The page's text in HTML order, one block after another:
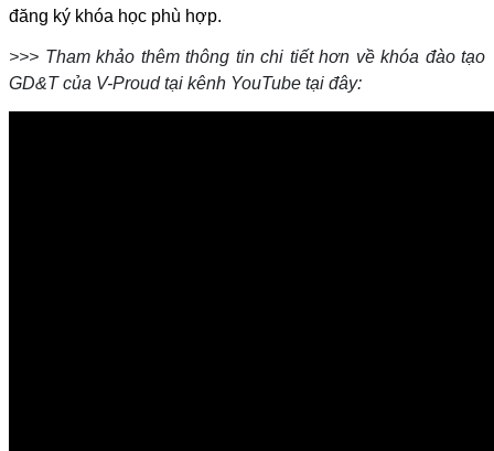
đăng ký khóa học phù hợp.
>>> Tham khảo thêm thông tin chi tiết hơn về khóa đào tạo
GD&T của V-Proud tại kênh YouTube tại đây: